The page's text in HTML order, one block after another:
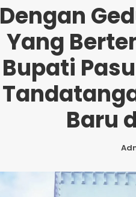
Dengan
Yang
Bupati
Baru